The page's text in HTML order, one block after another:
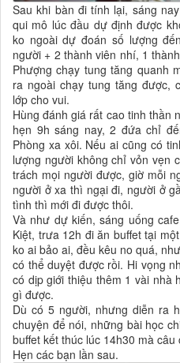
Sau khi bàn đi tính lại, sáng
qui mô lúc đầu dự định được
ko ngoài dự đoán số lượng
người + 2 thành viên nhí, 1
Phượng chạy tung tăng quanh
ra ngoài chạy tung tăng được,
lớp cho vui.
Hùng đánh giá rất cao tinh thần
hẹn 9h sáng nay, 2 đứa chỉ
Phòng xa xôi. Nếu ai cũng có
lượng người không chỉ vỏn vẹn
trách mọi người được, giờ mỗi
người ở xa thì ngại đi, người ở
tình thì mới đi được thôi.
Và như dự kiến, sáng uống
Kiệt, trưa 12h đi ăn buffet tại
ko ai bảo ai, đều kêu no quá,
có thể duyệt được rồi. Hi vọng
có dịp giới thiệu thêm 1 vài nhà
gì được.
Dù có 5 người, nhưng diễn ra
chuyện để nói, những bài học
buffet kết thúc lúc 14h30 mà
Hẹn các bạn lần sau.